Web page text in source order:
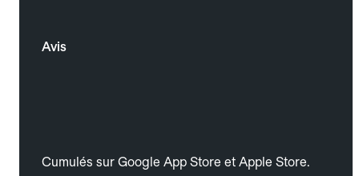
Avis
Cumulés sur Google App Store et Apple Store.